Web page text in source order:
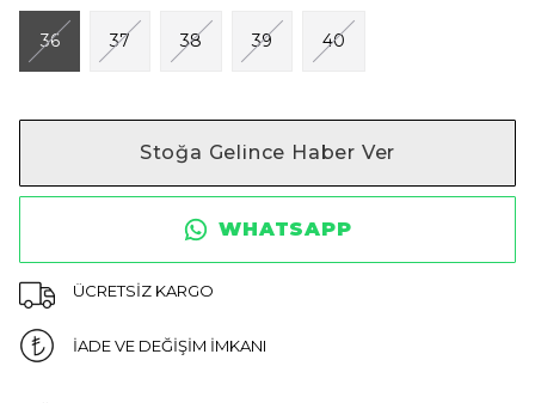
36 37 38 39 40
Stoğa Gelince Haber Ver
WHATSAPP
ÜCRETSİZ KARGO
İADE VE DEĞİŞİM İMKANI